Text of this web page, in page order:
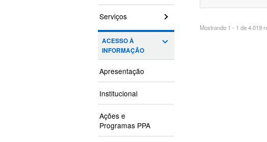
Serviços
ACESSO À
INFORMAÇÃO
Apresentação
Institucional
Ações e
Programas PPA
Mostrando 1 - 1 de 4.019